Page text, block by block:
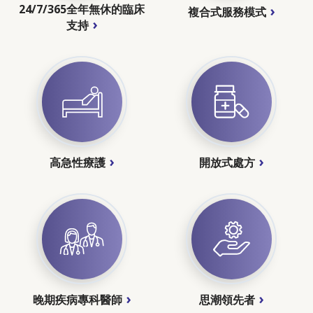
24/7/365全年無休的臨床
支持
複合式服務模式
高急性療護 開放式處方
晚期疾病專科醫師 思潮領先者